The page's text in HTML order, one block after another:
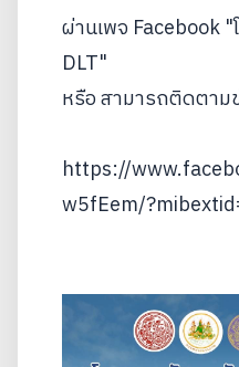
ผ่านเพจ Facebook
DLT"
หรือ สามารถติดตาม
https://
w5fEem/